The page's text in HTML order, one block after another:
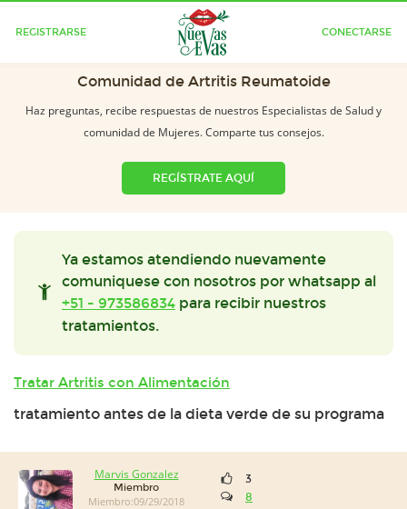
REGISTRARSE CONECTARSE
Comunidad de Artritis Reumatoide
Haz preguntas, recibe respuestas de nuestros Especialistas de Salud y
comunidad de Mujeres. Comparte tus consejos.
REGÍSTRATE AQUÍ
Ya estamos atendiendo nuevamente
comuniquese con nosotros por whatsapp al
+51 - 973586834 para recibir nuestros
tratamientos.
Tratar Artritis con Alimentación
tratamiento antes de la dieta verde de su programa
Marvis Gonzalez
Miembro
Miembro:09/29/2018
3
8